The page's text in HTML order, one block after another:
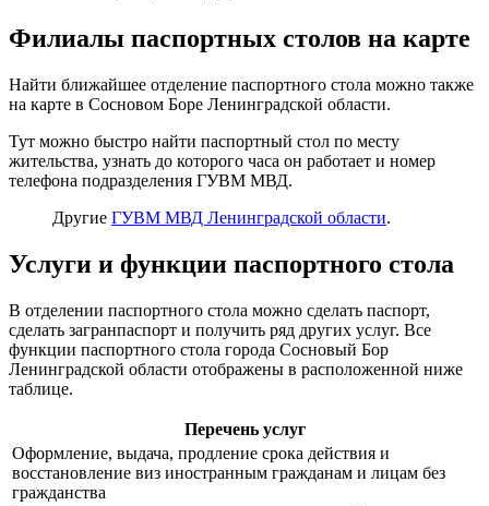
Филиалы паспортных столов на карте
Найти ближайшее отделение паспортного стола можно также
на карте в Сосновом Боре Ленинградской области.
Тут можно быстро найти паспортный стол по месту
жительства, узнать до которого часа он работает и номер
телефона подразделения ГУВМ МВД.
Другие ГУВМ МВД Ленинградской области.
Услуги и функции паспортного стола
В отделении паспортного стола можно сделать паспорт,
сделать загранпаспорт и получить ряд других услуг. Все
функции паспортного стола города Сосновый Бор
Ленинградской области отображены в расположенной ниже
таблице.
Перечень услуг
Оформление, выдача, продление срока действия и
восстановление виз иностранным гражданам и лицам без
гражданства